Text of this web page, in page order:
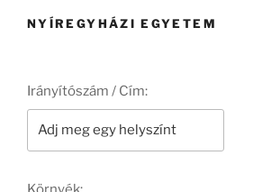
NYÍREGYHÁZI EGYETEM
Irányítószám / Cím: